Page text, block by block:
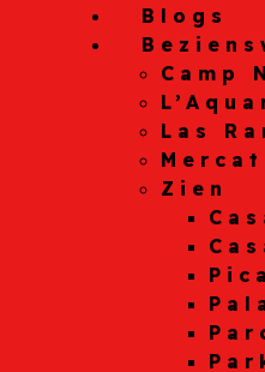
Blogs
Camp
Las
Zien